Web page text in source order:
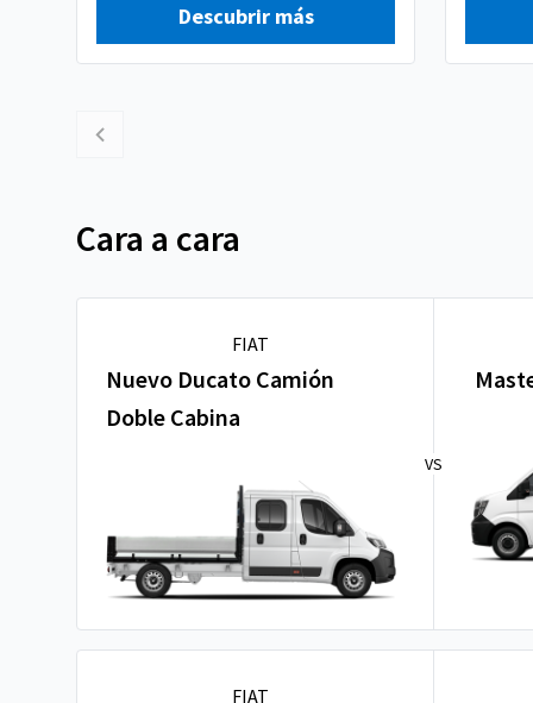
Descubrir más
Cara a cara
FIAT
Nuevo Ducato Camión
Doble Cabina
VS
FIAT